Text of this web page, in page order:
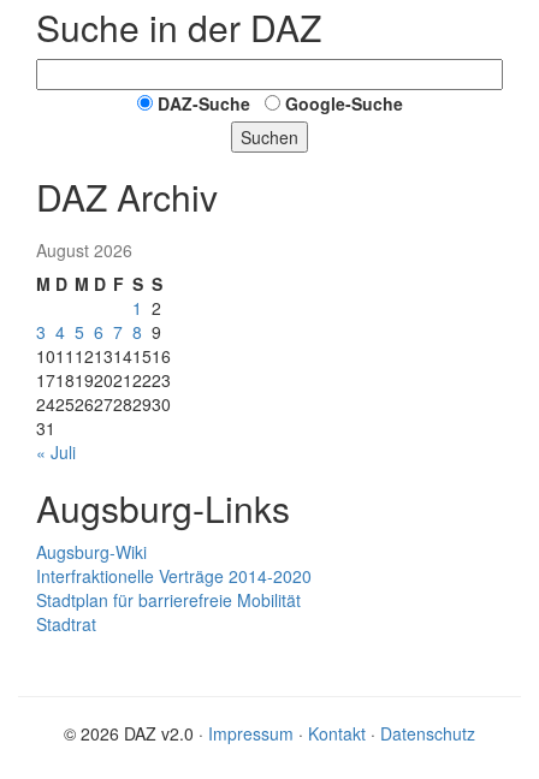
Suche in der DAZ
DAZ-Suche
Google-Suche
Suchen
DAZ Archiv
August 2026
M D M D F S S
1 2
3 4 5 6 7 8 9
1011 1213141516
17181920212223
24252627282930
31
« Juli
Augsburg-Links
Augsburg-Wiki
Interfraktionelle Verträge 2014-2020
Stadtplan für barrierefreie Mobilität
Stadtrat
© 2026 DAZ v2.0 · Impressum · Kontakt · Datenschutz